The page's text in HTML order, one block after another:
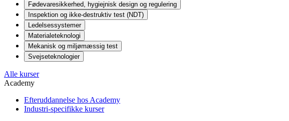
Fødevaresikkerhed, hygiejnisk design og regulering
Inspektion og ikke-destruktiv test (NDT)
Ledelsessystemer
Materialeteknologi
Mekanisk og miljømæssig test
Svejseteknologier
Alle kurser
Academy
Efteruddannelse hos Academy
Industri-specifikke kurser